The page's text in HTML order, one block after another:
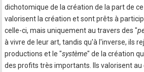
dichotomique de la création de la part de ce
valorisent la création et sont prêts à
celle-ci, mais uniquement au travers des "
à vivre de leur art, tandis qu'à l'inverse, ils
productions et le "système" de la création
des profits très importants. Ils valorisent